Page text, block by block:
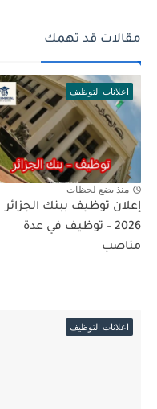
مقالات قد تهمك
اعلانات التوظيف
منذ بضع لحظات
إعلان توظيف ببنك الجزائر
2026 – توظيف في عدة
مناصب
اعلانات التوظيف